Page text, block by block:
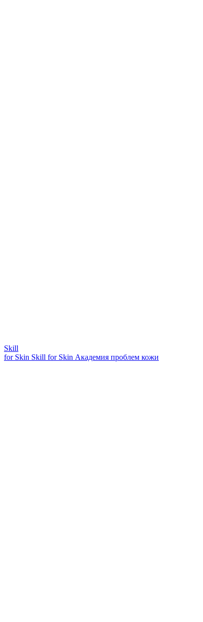
Skill
for Skin Skill for Skin Академия проблем кожи